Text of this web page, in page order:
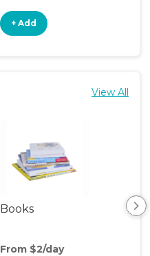
+ Add
View All
Books
From $2/day